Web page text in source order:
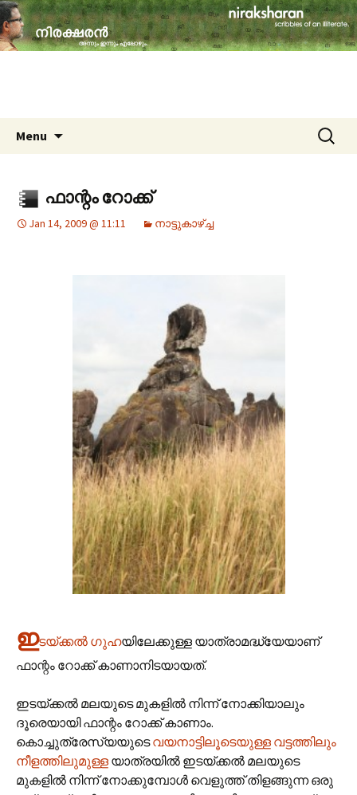
niraksharan (നിരക്ഷരൻ)
travelogues, book reviews, social issues,
cinema, memories & lot more…
Menu
Search
for:
ഫാന്റം റോക്ക്
Jan 14, 2009 @ 11:11 നാട്ടുകാഴ്‌ച്ച
ഇടയ്ക്കല്‍ ഗുഹയിലേക്കുള്ള യാത്രാമദ്ധ്യേയാണ്
ഫാന്റം റോക്ക് കാണാനിടയായത്.
ഇടയ്ക്കല്‍ മലയുടെ മുകളില്‍ നിന്ന് നോക്കിയാലും
ദൂരെയായി ഫാന്റം റോക്ക് കാണാം.
കൊച്ചുത്രേസ്യയുടെവയനാട്ടിലൂടെയുള്ള വട്ടത്തിലും
നീളത്തിലുമുള്ള യാത്രയില്‍ ഇടയ്ക്കല്‍ മലയുടെ
മുകളില്‍ നിന്ന് നോക്കുമ്പോള്‍ വെളുത്ത് തിളങ്ങുന്ന ഒരു